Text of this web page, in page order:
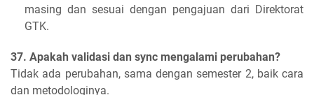
masing dan sesuai dengan pengajuan dari Direktorat
GTK.
37. Apakah validasi dan sync mengalami perubahan?
Tidak ada perubahan, sama dengan semester 2, baik cara
dan metodologinya.